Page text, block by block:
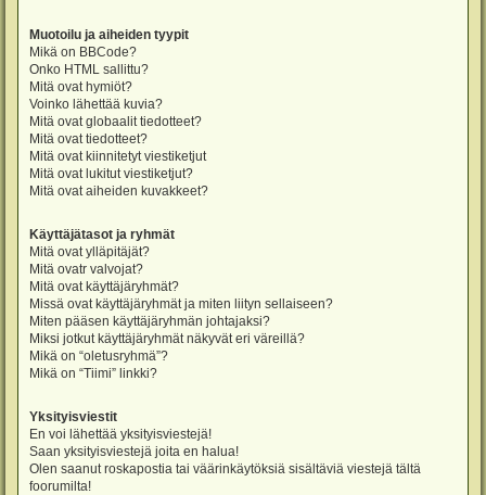
Muotoilu ja aiheiden tyypit
Mikä on BBCode?
Onko HTML sallittu?
Mitä ovat hymiöt?
Voinko lähettää kuvia?
Mitä ovat globaalit tiedotteet?
Mitä ovat tiedotteet?
Mitä ovat kiinnitetyt viestiketjut
Mitä ovat lukitut viestiketjut?
Mitä ovat aiheiden kuvakkeet?
Käyttäjätasot ja ryhmät
Mitä ovat ylläpitäjät?
Mitä ovatr valvojat?
Mitä ovat käyttäjäryhmät?
Missä ovat käyttäjäryhmät ja miten liityn sellaiseen?
Miten pääsen käyttäjäryhmän johtajaksi?
Miksi jotkut käyttäjäryhmät näkyvät eri väreillä?
Mikä on “oletusryhmä”?
Mikä on “Tiimi” linkki?
Yksityisviestit
En voi lähettää yksityisviestejä!
Saan yksityisviestejä joita en halua!
Olen saanut roskapostia tai väärinkäytöksiä sisältäviä viestejä tältä
foorumilta!